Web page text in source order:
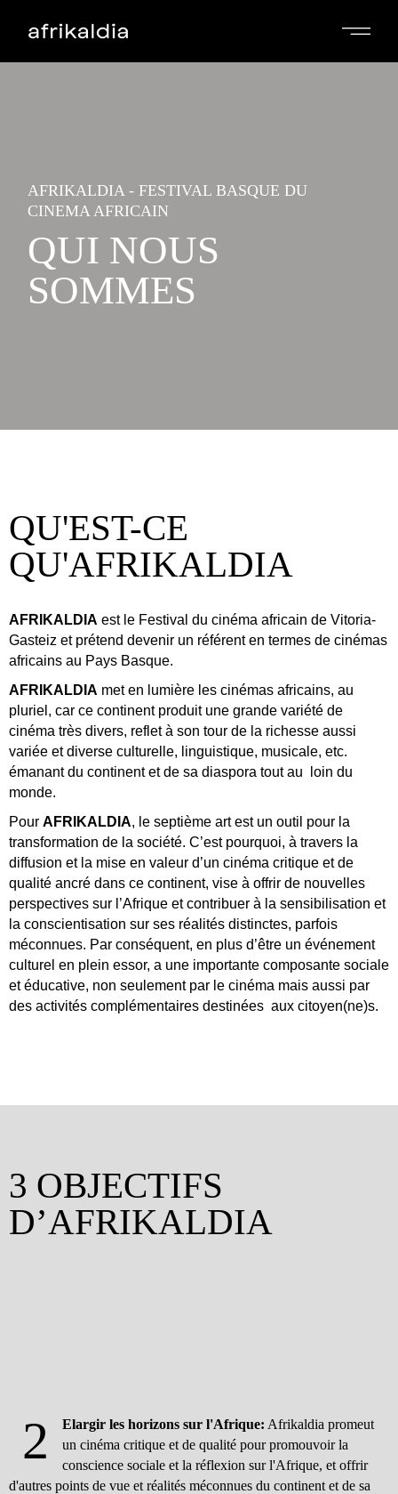
AFRIKALDIA - FESTIVAL BASQUE DU
CINEMA AFRICAIN
QUI NOUS
SOMMES
QU'EST-CE
QU'AFRIKALDIA
AFRIKALDIA est le Festival du cinéma africain de Vitoria-
Gasteiz et prétend devenir un référent en termes de cinémas
africains au Pays Basque.
AFRIKALDIA met en lumière les cinémas africains, au
pluriel, car ce continent produit une grande variété de
cinéma très divers, reflet à son tour de la richesse aussi
variée et diverse culturelle, linguistique, musicale, etc.
émanant du continent et de sa diaspora tout au loin du
monde.
Pour AFRIKALDIA, le septième art est un outil pour la
transformation de la société. C’est pourquoi, à travers la
diffusion et la mise en valeur d’un cinéma critique et de
qualité ancré dans ce continent, vise à offrir de nouvelles
perspectives sur l’Afrique et contribuer à la sensibilisation et
la conscientisation sur ses réalités distinctes, parfois
méconnues. Par conséquent, en plus d’être un événement
culturel en plein essor, a une importante composante sociale
et éducative, non seulement par le cinéma mais aussi par
des activités complémentaires destinées aux citoyen(ne)s.
3 OBJECTIFS
D’AFRIKALDIA
2 Elargir les horizons sur l'Afrique: Afrikaldia promeut
un cinéma critique et de qualité pour promouvoir la
conscience sociale et la réflexion sur l'Afrique, et offrir
d'autres points de vue et réalités méconnues du continent et de sa